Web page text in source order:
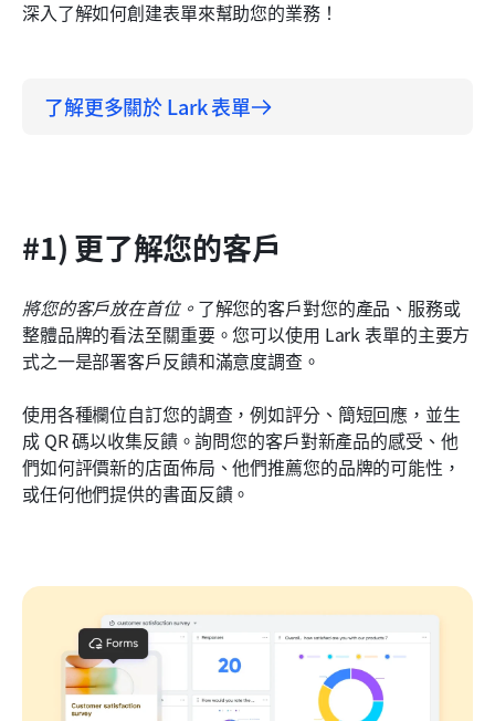
深入了解如何創建表單來幫助您的業務！
了解更多關於 Lark 表單
#1) 更了解您的客戶
將您的客戶放在首位。 了解您的客戶對您的產品、服務或
整體品牌的看法至關重要。您可以使用 Lark 表單的主要方
式之一是部署客戶反饋和滿意度調查。
使用各種欄位自訂您的調查，例如評分、簡短回應，並生
成 QR 碼以收集反饋。詢問您的客戶對新產品的感受、他
們如何評價新的店面佈局、他們推薦您的品牌的可能性，
或任何他們提供的書面反饋。